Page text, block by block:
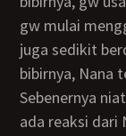
gw mulai
juga sedikit
bibirnya, Nana
Sebenernya niat gw cuma iseng aja tapi ngeliat gak
ada reaksi dari